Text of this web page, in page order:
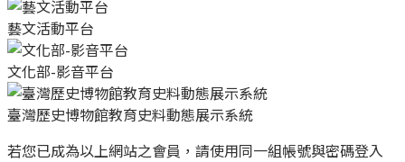
藝文活動平台
文化部-影音平台
臺灣歷史博物館教育史料動態展示系統
若您已成為以上網站之會員，請使用同一組帳號與密碼登入